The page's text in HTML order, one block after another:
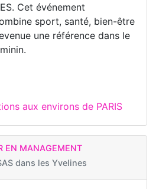
Cet événement
sport, santé, bien-être
une référence dans le
aux environs de PARIS
EN MANAGEMENT
dans les Yvelines